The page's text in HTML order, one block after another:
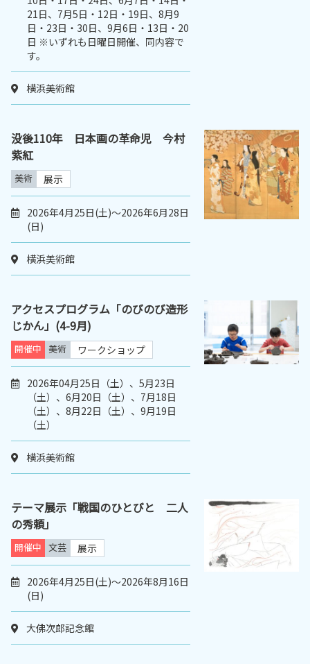
21日、7月5日・12日・19日、8月9
日・23日・30日、9月6日・13日・20
日 ※いずれも日曜日開催、同内容で
す。
横浜美術館
没後110年 日本画の革命児 今村
紫紅
美術 展示
2026年4月25日(土)～2026年6月28日
(日)
横浜美術館
アクセスプログラム「のびのび造形
じかん」(4-9月)
開催中 美術 ワークショップ
2026年04月25日（土）、5月23日
（土）、6月20日（土）、7月18日
（土）、8月22日（土）、9月19日
（土）
横浜美術館
テーマ展示「戦国のひとびと 二人
の秀頼」
開催中 文芸 展示
2026年4月25日(土)～2026年8月16日
(日)
大佛次郎記念館